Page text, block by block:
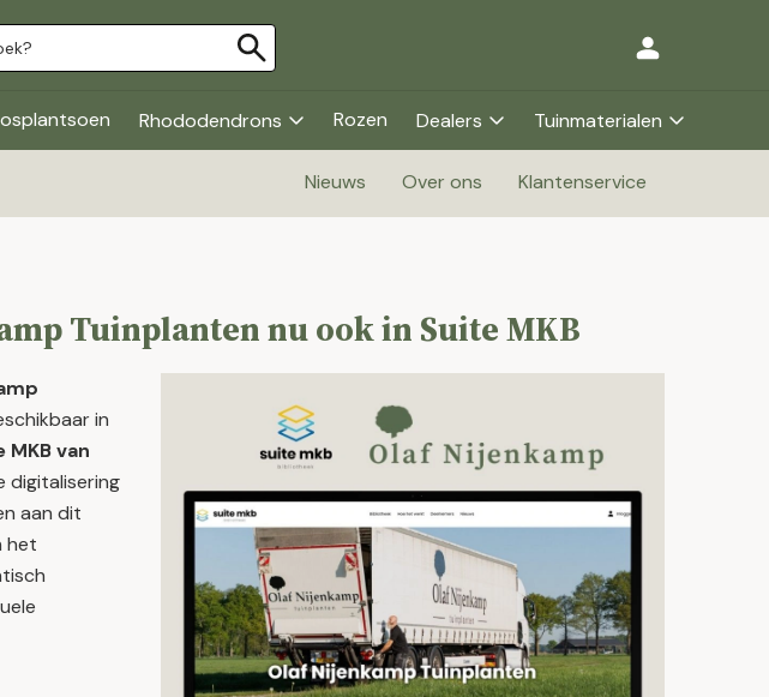
Rhododendrons Rozen Dealers Tuinmaterialen
Nieuws Over ons Klantenservice
Tuinplanten nu ook in Suite MKB
in
MKB van
digitalisering
aan dit
het